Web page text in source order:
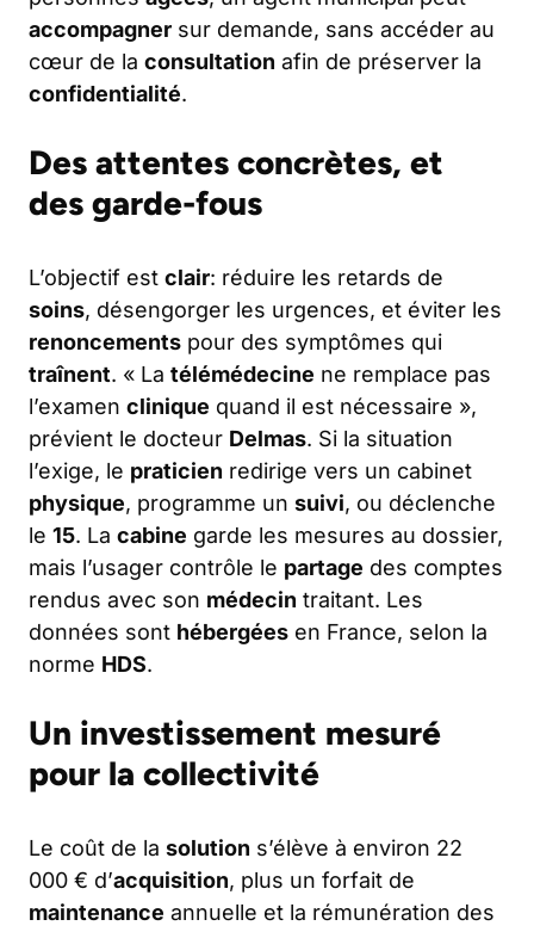
accompagner sur demande, sans accéder au
cœur de la consultation afin de préserver la
confidentialité.
Des attentes concrètes, et
des garde-fous
L’objectif est clair: réduire les retards de
soins, désengorger les urgences, et éviter les
renoncements pour des symptômes qui
traînent. « La télémédecine ne remplace pas
l’examen clinique quand il est nécessaire »,
prévient le docteur Delmas. Si la situation
l’exige, le praticien redirige vers un cabinet
physique, programme un suivi, ou déclenche
le 15. La cabine garde les mesures au dossier,
mais l’usager contrôle le partage des comptes
rendus avec son médecin traitant. Les
données sont hébergées en France, selon la
norme HDS.
Un investissement mesuré
pour la collectivité
Le coût de la solution s’élève à environ 22
000 € d’acquisition, plus un forfait de
maintenance annuelle et la rémunération des